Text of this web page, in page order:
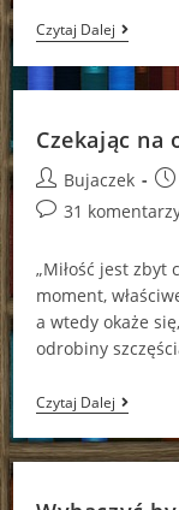
Czytaj DalejA
Pierwsze
Gra
Czekając na
Post
author:
Bujaczek
Post31
„Miłość jest zbyt
moment,
a wtedy okaże
odrobiny
Czytaj DalejCzekając
Na